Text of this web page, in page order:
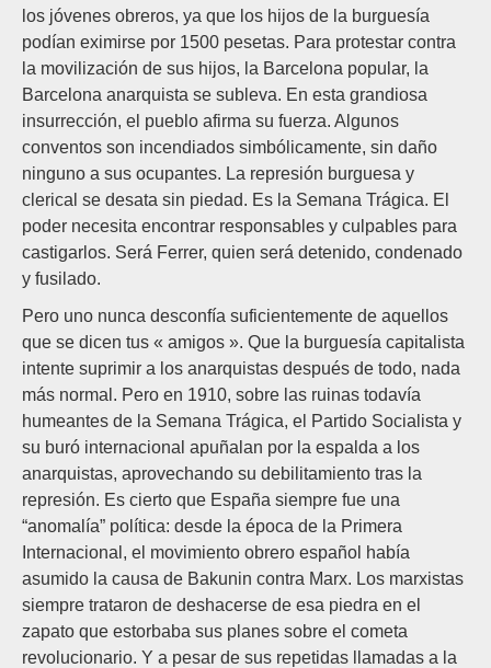
los jóvenes obreros, ya que los hijos de la burguesía
podían eximirse por 1500 pesetas. Para protestar contra
la movilización de sus hijos, la Barcelona popular, la
Barcelona anarquista se subleva. En esta grandiosa
insurrección, el pueblo afirma su fuerza. Algunos
conventos son incendiados simbólicamente, sin daño
ninguno a sus ocupantes. La represión burguesa y
clerical se desata sin piedad. Es la Semana Trágica. El
poder necesita encontrar responsables y culpables para
castigarlos. Será Ferrer, quien será detenido, condenado
y fusilado.
Pero uno nunca desconfía suficientemente de aquellos
que se dicen tus « amigos ». Que la burguesía capitalista
intente suprimir a los anarquistas después de todo, nada
más normal. Pero en 1910, sobre las ruinas todavía
humeantes de la Semana Trágica, el Partido Socialista y
su buró internacional apuñalan por la espalda a los
anarquistas, aprovechando su debilitamiento tras la
represión. Es cierto que España siempre fue una
“anomalía” política: desde la época de la Primera
Internacional, el movimiento obrero español había
asumido la causa de Bakunin contra Marx. Los marxistas
siempre trataron de deshacerse de esa piedra en el
zapato que estorbaba sus planes sobre el cometa
revolucionario. Y a pesar de sus repetidas llamadas a la